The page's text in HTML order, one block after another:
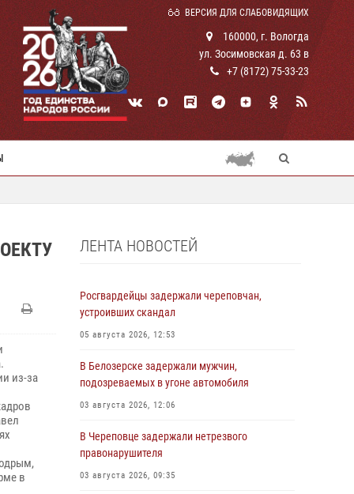
ВЕРСИЯ ДЛЯ СЛАБОВИДЯЩИХ
160000, г. Вологда
ул. Зосимовская д. 63 в
+7 (8172) 75-33-23
из-за
в
ЛЕНТА НОВОСТЕЙ
Росгвардейцы задержали череповчан,
устроивших скандал
05 августа 2026, 12:53
В Белозерске задержали мужчин,
подозреваемых в угоне автомобиля
03 августа 2026, 12:06
В Череповце задержали нетрезвого
правонарушителя
03 августа 2026, 09:35